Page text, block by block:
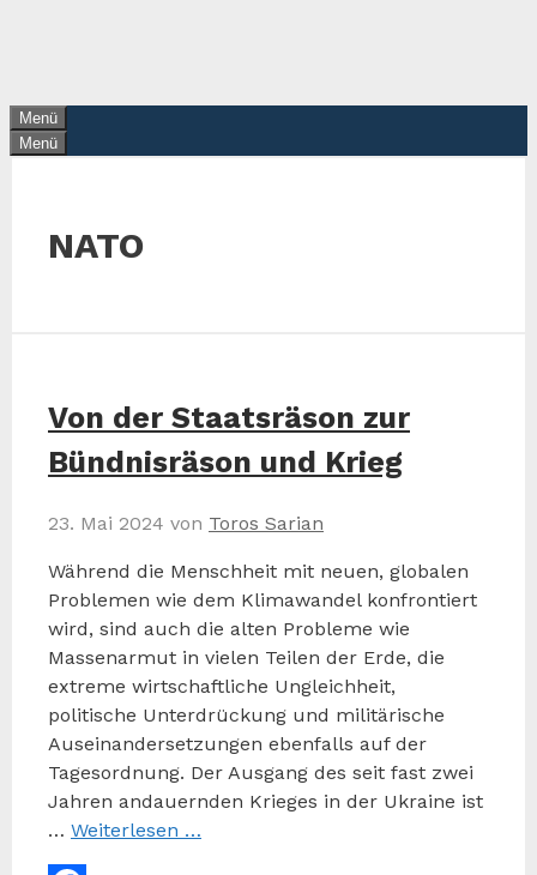
Menü
Menü
NATO
Von der Staatsräson zur
Bündnisräson und Krieg
23. Mai 2024 von Toros Sarian
Während die Menschheit mit neuen, globalen
Problemen wie dem Klimawandel konfrontiert
wird, sind auch die alten Probleme wie
Massenarmut in vielen Teilen der Erde, die
extreme wirtschaftliche Ungleichheit,
politische Unterdrückung und militärische
Auseinandersetzungen ebenfalls auf der
Tagesordnung. Der Ausgang des seit fast zwei
Jahren andauernden Krieges in der Ukraine ist
… Weiterlesen …